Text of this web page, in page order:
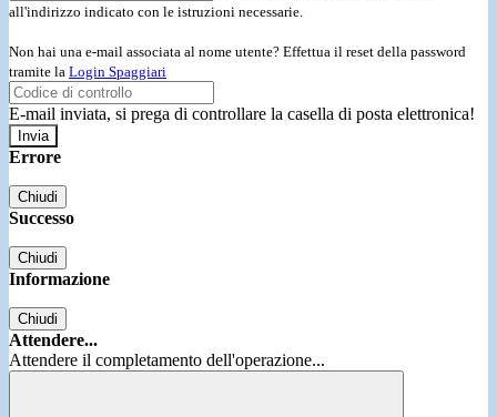
all'indirizzo indicato con le istruzioni necessarie.
Non hai una e-mail associata al nome utente? Effettua il reset della password
tramite la Login Spaggiari
E-mail inviata, si prega di controllare la casella di posta elettronica!
Errore
Chiudi
Successo
Chiudi
Informazione
Chiudi
Attendere...
Attendere il completamento dell'operazione...